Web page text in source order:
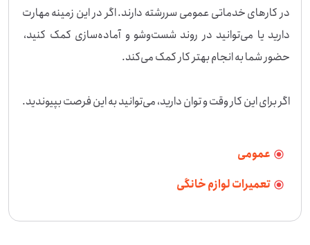
در کارهای خدماتی عمومی سررشته دارند. اگر در این زمینه مهارت
دارید یا می‌توانید در روند شست‌وشو و آماده‌سازی کمک کنید،
اگر برای این کار وقت و توان دارید، می‌توانید به این فرصت بپیوندید.
عمومی
تعمیرات لوازم خانگی